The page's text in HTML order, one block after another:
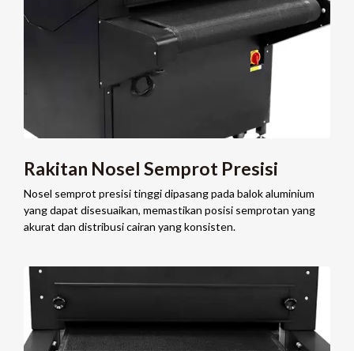
Rakitan Nosel Semprot Presisi
Nosel semprot presisi tinggi dipasang pada balok aluminium
yang dapat disesuaikan, memastikan posisi semprotan yang
akurat dan distribusi cairan yang konsisten.